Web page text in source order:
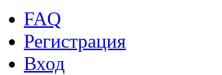
FAQ
Регистрация
Вход